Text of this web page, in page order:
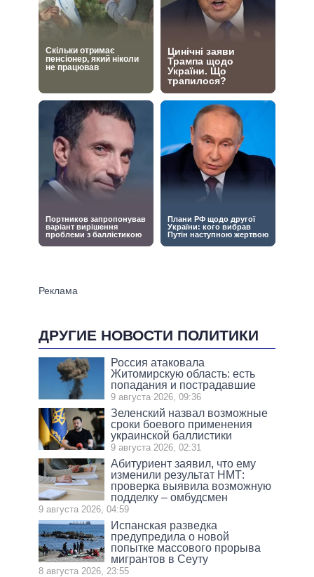
ДРУГИЕ НОВОСТИ ПОЛИТИКИ
Россия атаковала
Житомирскую область: есть
попадания и пострадавшие
9 августа 2026, 09:36
Зеленский назвал возможные
сроки боевого применения
украинской баллистики
9 августа 2026, 02:31
Абитуриент заявил, что ему
изменили результат НМТ:
проверка выявила возможную
подделку – омбудсмен
9 августа 2026, 04:59
Испанская разведка
предупредила о новой
попытке массового прорыва
мигрантов в Сеуту
8 августа 2026, 23:55